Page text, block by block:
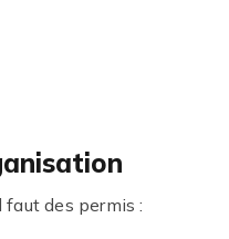
des permis :